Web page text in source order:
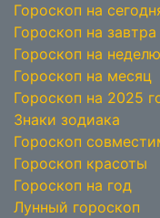
Гороскоп на
Гороскоп на завтра
Гороскоп на неделю
Гороскоп на месяц
Гороскоп на 2025
Знаки зодиака
Гороскоп
Гороскоп красоты
Гороскоп на год
Лунный гороскоп